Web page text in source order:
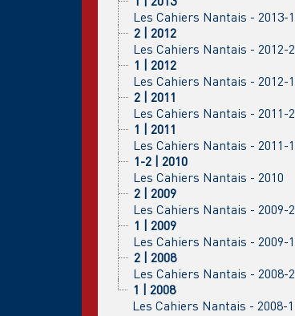
Les Cahiers Nantais - 2013-1
2 | 2012
Les Cahiers Nantais - 2012-2
1 | 2012
Les Cahiers Nantais - 2012-1
2 | 2011
Les Cahiers Nantais - 2011-2
1 | 2011
Les Cahiers Nantais - 2011-1
1-2 | 2010
Les Cahiers Nantais - 2010
2 | 2009
Les Cahiers Nantais - 2009-2
1 | 2009
Les Cahiers Nantais - 2009-1
2 | 2008
Les Cahiers Nantais - 2008-2
1 | 2008
Les Cahiers Nantais - 2008-1